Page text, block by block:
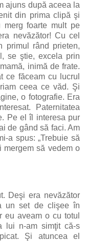
ajuns după aceea la
din prima clipă şi
foarte mult pe
nevăzător! Cu cel
primul rând prieten,
se ştie, excela prin
inimă de frate.
ce făceam cu lucrul
ceea ce văd. Şi
o fotografie. Era
Paternitatea
Pe el îl interesa pur
de gând să faci. Am
a spus: „Trebuie să
să vedem o
Deşi era nevăzător
un set de clişee în
eu aveam o cu totul
lui n-am simţit că-s
Şi atuncea el